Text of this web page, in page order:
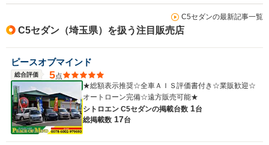
C5セダンの最新記事一覧
C5セダン（埼玉県）を扱う注目販売店
ピースオブマインド
総合評価 5点
★総額表示推奨☆全車ＡＩＳ評価書付き☆業販歓迎☆
オートローン完備☆遠方販売可能★
シトロエン C5セダンの掲載台数 1台
総掲載数 17台